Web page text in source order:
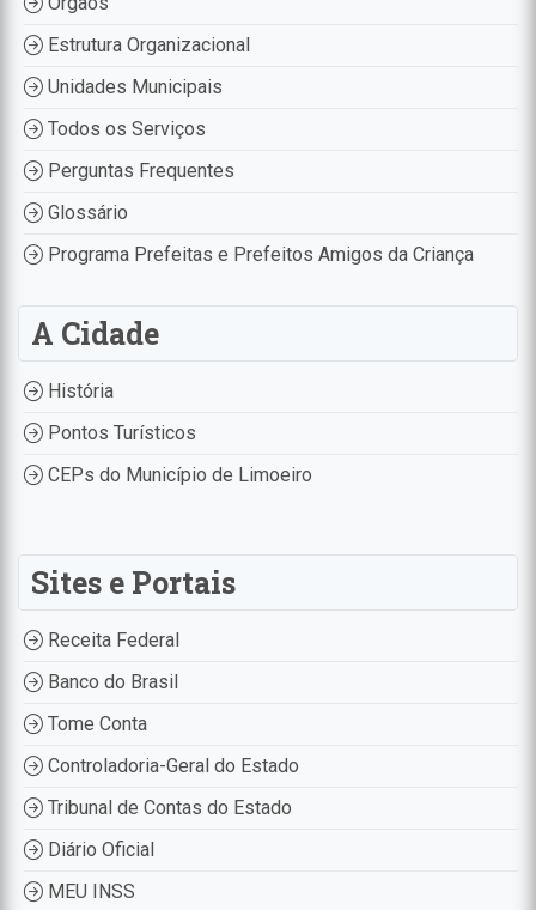
Estrutura Organizacional
Unidades Municipais
Todos os Serviços
Perguntas Frequentes
Glossário
Programa Prefeitas e Prefeitos Amigos da Criança
A Cidade
História
Pontos Turísticos
CEPs do Município de Limoeiro
Sites e Portais
Receita Federal
Banco do Brasil
Tome Conta
Controladoria-Geral do Estado
Tribunal de Contas do Estado
Diário Oficial
MEU INSS